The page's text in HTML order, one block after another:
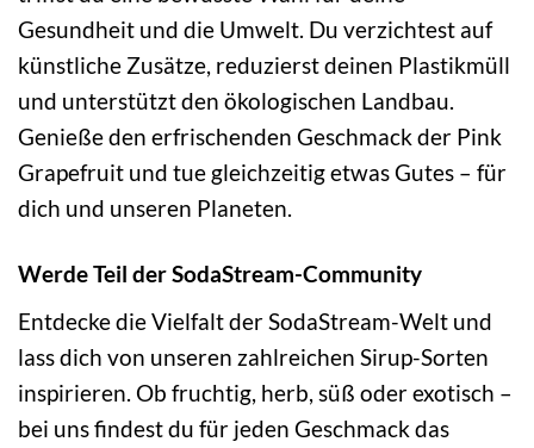
Gesundheit und die Umwelt. Du verzichtest auf
künstliche Zusätze, reduzierst deinen Plastikmüll
und unterstützt den ökologischen Landbau.
Genieße den erfrischenden Geschmack der Pink
Grapefruit und tue gleichzeitig etwas Gutes – für
dich und unseren Planeten.
Werde Teil der SodaStream-Community
Entdecke die Vielfalt der SodaStream-Welt und
lass dich von unseren zahlreichen Sirup-Sorten
inspirieren. Ob fruchtig, herb, süß oder exotisch –
bei uns findest du für jeden Geschmack das